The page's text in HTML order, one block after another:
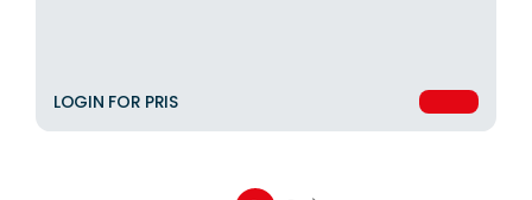
LOGIN FOR PRIS